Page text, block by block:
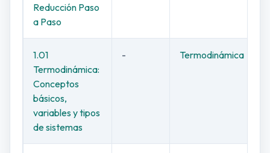
Reducción Paso
a Paso
1.01
Termodinámica:
Conceptos
básicos,
variables y tipos
de sistemas
- Termodinámica